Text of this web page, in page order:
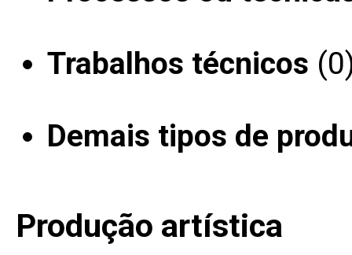
Trabalhos técnicos
Demais tipos de
Produção artística